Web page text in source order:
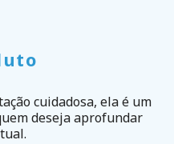
cuidadosa, ela é um
deseja aprofundar